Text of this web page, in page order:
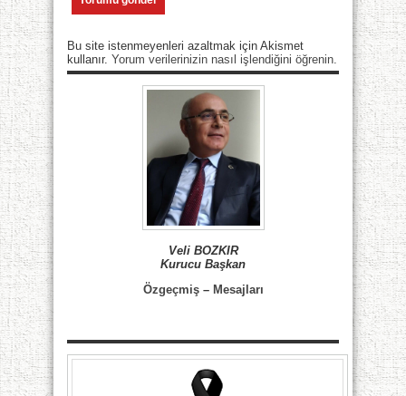
Bu site istenmeyenleri azaltmak için Akismet
kullanır. Yorum verilerinizin nasıl işlendiğini öğrenin.
Veli BOZKIR
Kurucu Başkan
Özgeçmiş– Mesajları